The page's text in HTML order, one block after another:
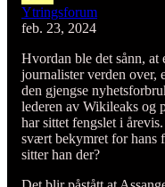
Ytringsforum
feb. 23, 2024
Hvordan ble det sånn, at
journalister verden over,
den gjengse
lederen av Wikileaks og
har sittet fengslet i
svært bekymret for hans
sitter han der?